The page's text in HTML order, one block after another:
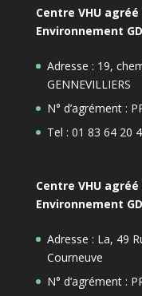
Centre VHU
Environnement
Adresse : 19,
GENNEVILLIERS
N° d’agrément :
Tel : 01 83 64 20
Centre VHU
Environnement
Adresse : La, 49
Courneuve
N° d’agrément :